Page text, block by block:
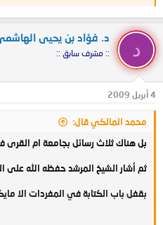
د
د. فؤاد بن يحيى
:: مشرف سابق ::
4 أبريل 2009
محمد المالكي قال:
بل هناك ثلاث رسائل بجامعة ام
ثم أشار الشيخ المرشد حفظه الله على
بقفل باب الكتابة في المفردات الا